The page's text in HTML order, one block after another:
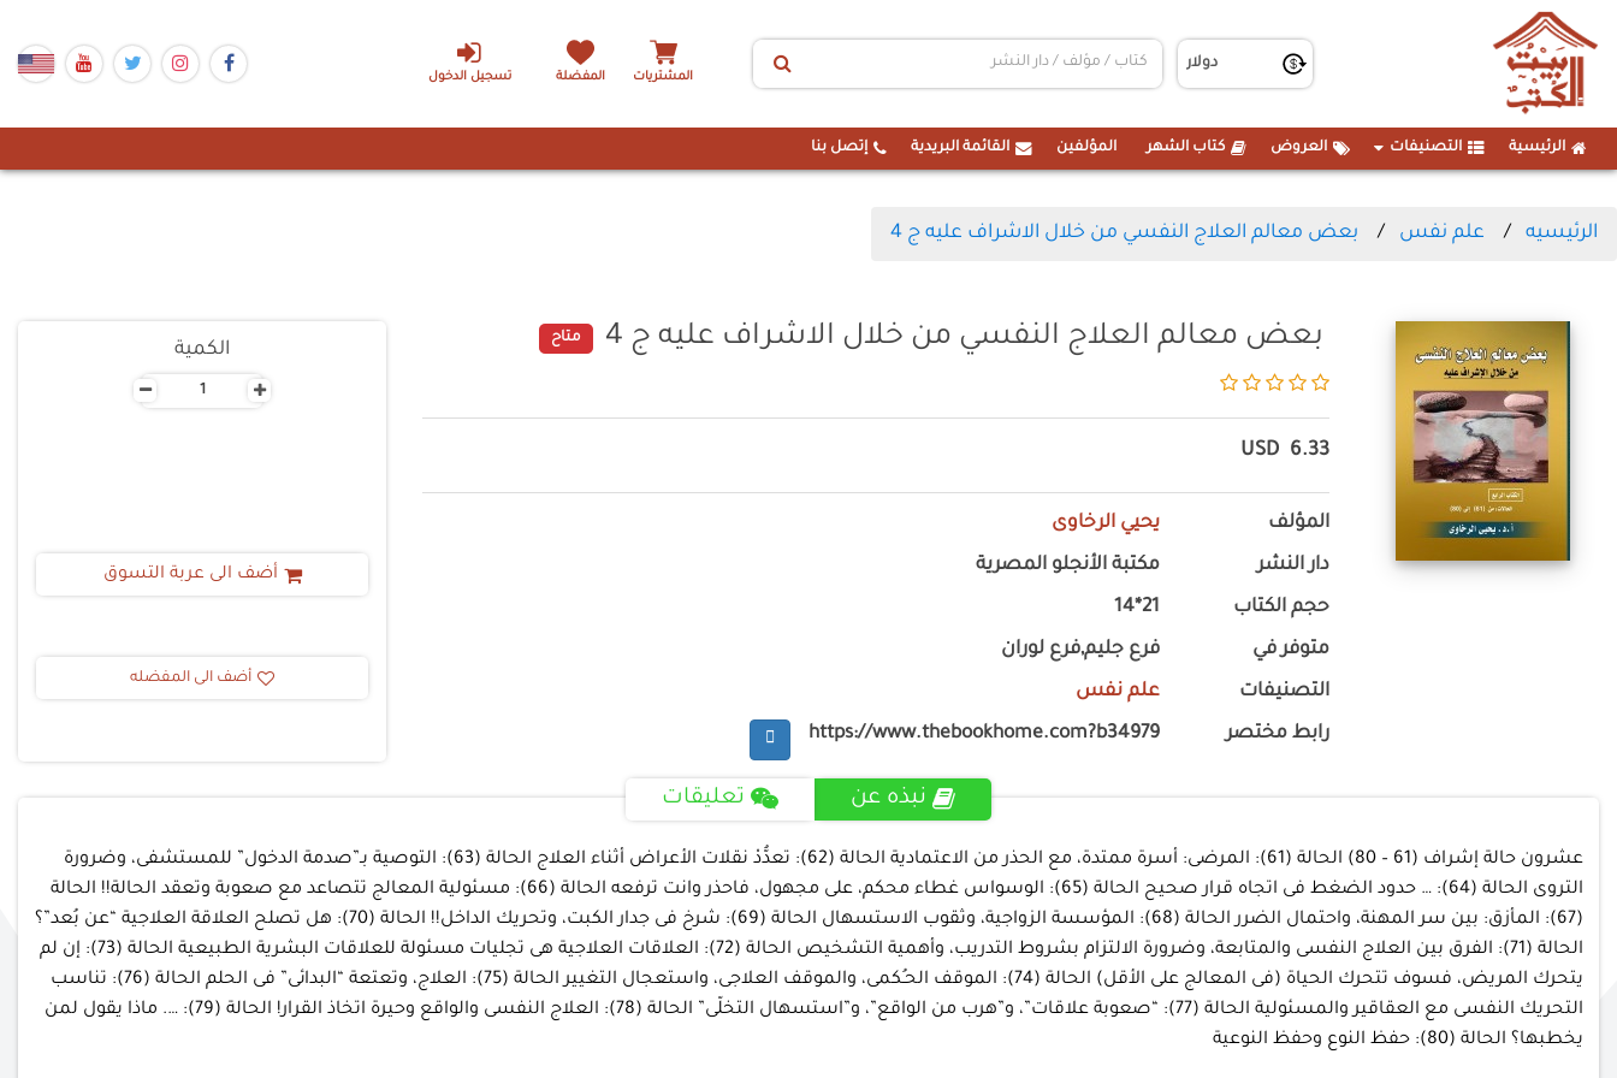
تسجيل الدخول المشتريات المفضلة
الرئيسية التصنيفات العروض كتاب الشهر المؤلفين القائمة البريدية إتصل بنا
الرئيسيه علم نفس بعض معالم العلاج النفسي من خلال الاشراف عليه ج 4
بعض معالم العلاج النفسي من خلال الاشراف عليه ج 4 متاح
6.33
USD
المؤلف يحيي الرخاوى
دار النشر مكتبة الأنجلو المصرية
حجم الكتاب 21*14
متوفر في فرع جليم,فرع لوران
التصنيفات علم نفس
رابط مختصر https://www.thebookhome.com?b34979
الكمية
- +
أضف الى عربة التسوق
أضف الى المفضله
نبذه عن تعليقات
عشرون حالة إشراف (61 – 80) الحالة (61): المرضى: أسرة ممتدة، مع الحذر من الاعتمادية الحالة (62): تعدُّدْ نقلات الأعراض أثناء العلاج الحالة (63): التوصية بـ”صدمة الدخول” للمستشفى، وضرورة
التروى الحالة (64): … حدود الضغط فى اتجاه قرار صحيح الحالة (65): الوسواس غطاء محكم، على مجهول، فاحذر وانت ترفعه الحالة (66): مسئولية المعالج تتصاعد مع صعوبة وتعقد الحالة!! الحالة
(67): المأزق: بين سر المهنة، واحتمال الضرر الحالة (68): المؤسسة الزواجية، وثقوب الاستسهال الحالة (69): شرخ فى جدار الكبت، وتحريك الداخل!! الحالة (70): هل تصلح العلاقة العلاجية “عن بُعد”؟
الحالة (71): الفرق بين العلاج النفسى والمتابعة، وضرورة الالتزام بشروط التدريب، وأهمية التشخيص الحالة (72): العلاقات العلاجية هى تجليات مسئولة للعلاقات البشرية الطبيعية الحالة (73): إن لم
يتحرك المريض، فسوف تتحرك الحياة (فى المعالج على الأقل) الحالة (74): الموقف الحـُكمى، والموقف العلاجى، واستعجال التغيير الحالة (75): العلاج، وتعتعة “البدائى” فى الحلم الحالة (76): تناسب
التحريك النفسى مع العقاقير والمسئولية الحالة (77): “صعوبة علاقات”، و”هرب من الواقع”، و”استسهال التخلّى” الحالة (78): العلاج النفسى والواقع وحيرة اتخاذ القرار! الحالة (79): …. ماذا يقول لمن
يخطبها؟ الحالة (80): حفظ النوع وحفظ النوعية